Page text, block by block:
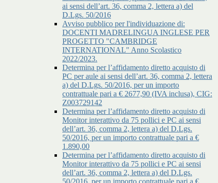
ai sensi dell’art. 36, comma 2, lettera a) del
D.Lgs. 50/2016
Avviso pubblico per l'individuazione di:
DOCENTI MADRELINGUA INGLESE PER
PROGETTO "CAMBRIDGE
INTERNATIONAL" Anno Scolastico
2022/2023.
Determina per l’affidamento diretto acquisto di
PC per aule ai sensi dell’art. 36, comma 2, lettera
a) del D.Lgs. 50/2016, per un importo
contrattuale pari a € 2677,90 (IVA inclusa), CIG:
Z003729142
Determina per l’affidamento diretto acquisto di
Monitor interattivo da 75 pollici e PC ai sensi
dell’art. 36, comma 2, lettera a) del D.Lgs.
50/2016, per un importo contrattuale pari a €
1.890,00
Determina per l’affidamento diretto acquisto di
Monitor interattivo da 75 pollici e PC ai sensi
dell’art. 36, comma 2, lettera a) del D.Lgs.